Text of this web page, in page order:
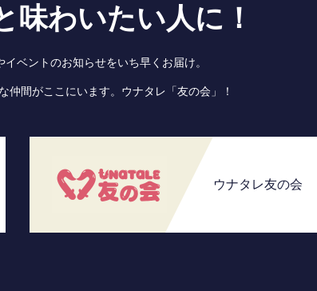
味わいたい人に！
ベントのお知らせをいち早くお届け。
仲間がここにいます。ウナタレ「友の会」！
ウナタレ友の会